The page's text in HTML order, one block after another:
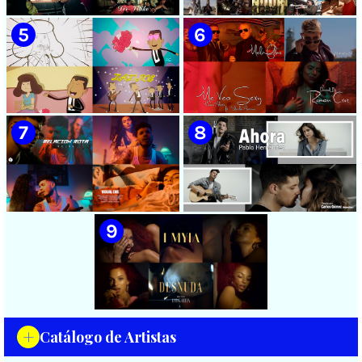
Videoclip - Dirección: Adrián
Sánchez Ávila
Manzanares - ¨Ya es
después¨ - Videoclip -
Dirección: Lester Hamlet
🟡 Sweet Lizzy Project -
¨Nothing Lasts¨ - Videoclip -
Dirección: Víctor Vinuesa
(Vitiko)
🟡 75 Artistas Cubanos
¨Guantanamera¨ - Playing
For Change - Song Around
The World
🟡 Zafiros - ¨Un nombre de
mujer¨ - Proyecto Anima
EGREM - Videoclip Animado
- Dirección: Landy García
🟡 Máxima Alerta & Eduardo
Antonio - ¨Me veo sexy¨ -
Videoclip - Dirección:
Ramón Cruz
🟡 Naldo - ¨Relación rota¨ 📺
Videoclip - 🎬 Director: Visual
EME
🟡 Pablo Hernández -
¨Ahora¨ 📺 Videoclip - 🎬
Director: Carlos Gómez
+ Catálogo de Artistas